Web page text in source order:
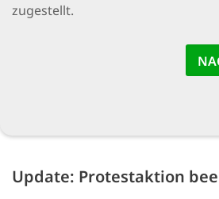
zugestellt.
Update: Protestaktion